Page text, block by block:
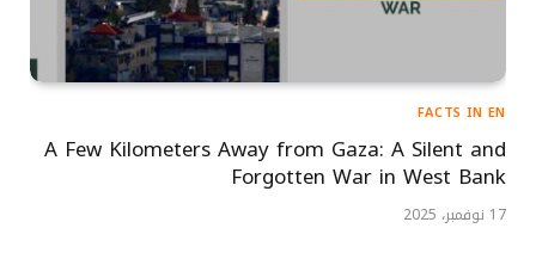
FACTS IN EN
A Few Kilometers Away from Gaza: A Silent and
Forgotten War in West Bank
17 نوفمبر، 2025